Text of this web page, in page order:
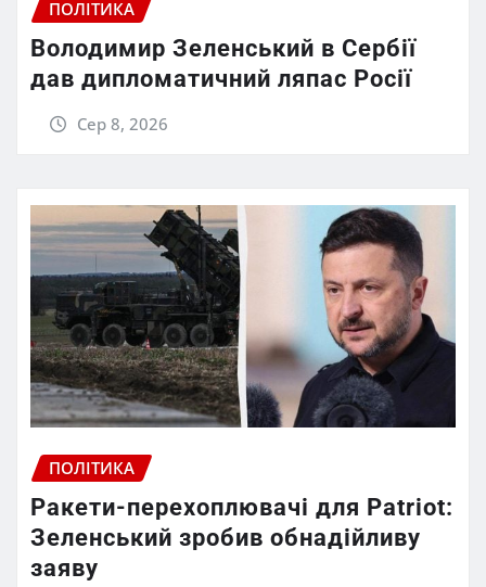
ПОЛІТИКА
Володимир Зеленський в Сербії
дав дипломатичний ляпас Росії
Сер 8, 2026
ПОЛІТИКА
Ракети-перехоплювачі для Patriot:
Зеленський зробив обнадійливу
заяву